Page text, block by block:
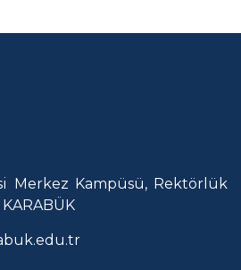
Merkez Kampüsü, Rektörlük